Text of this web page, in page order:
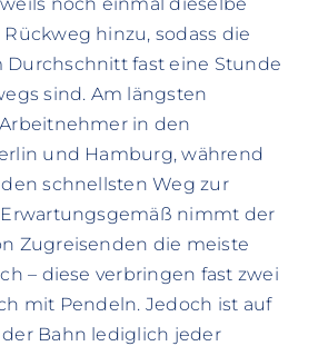
hinzu, sodass die
Durchschnitt fast eine Stunde
sind. Am längsten
in den
und Hamburg, während
schnellsten Weg zur
nimmt der
Zugreisenden die meiste
– diese verbringen fast zwei
mit Pendeln. Jedoch ist auf
Bahn lediglich jeder